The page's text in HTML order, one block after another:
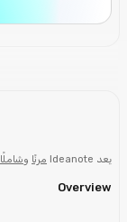
يعد Ideanote مرنًا وشاملًا
Overview